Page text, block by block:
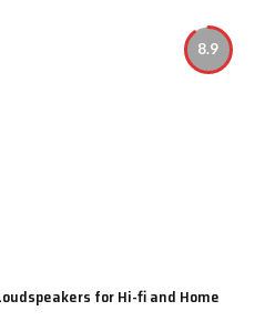
8.9
for Hi-fi and Home